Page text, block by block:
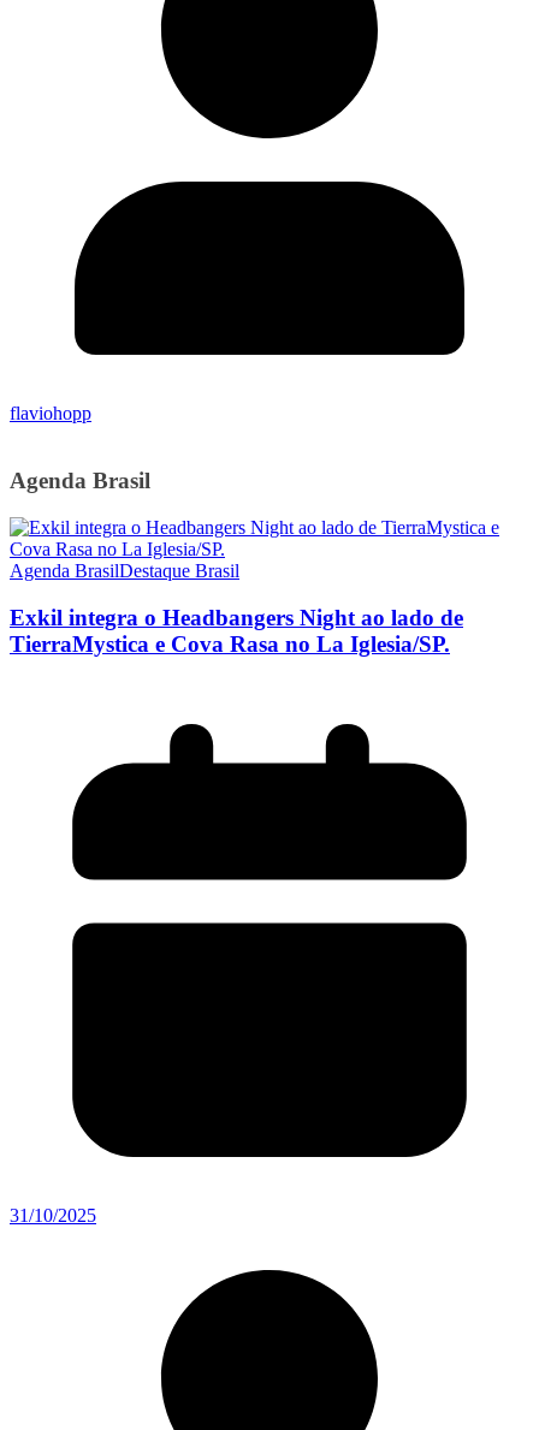
flaviohopp
Agenda Brasil
Agenda BrasilDestaque Brasil
Exkil integra o Headbangers Night ao lado de
TierraMystica e Cova Rasa no La Iglesia/SP.
31/10/2025